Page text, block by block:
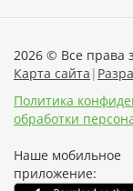
2026 © Все
Карта сайта |
Политика
обработки
Наше мобильное
приложение: